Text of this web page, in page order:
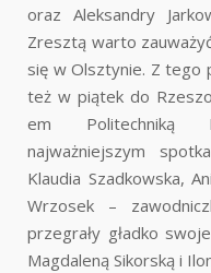
oraz Aleksandry
Zresztą warto
się w Olsztynie. Z tego
też w piątek do
em Politechniką
najważniejszym
Klaudia Szadkowska,
Wrzosek –
przegrały gładko
Magdaleną Sikorską i